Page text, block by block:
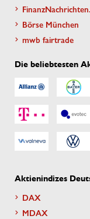
Börse München
mwb fairtrade
Die beliebtesten
Aktienindizes
DAX
MDAX